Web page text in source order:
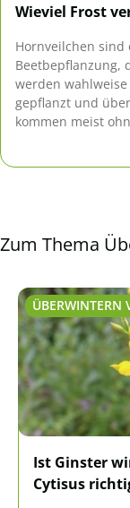
Wieviel Frost
Hornveilchen sind
Beetbepflanzung,
werden
gepflanzt und
kommen meist
Zum Thema
ÜBERWINTERN
Ist Ginster
Cytisus